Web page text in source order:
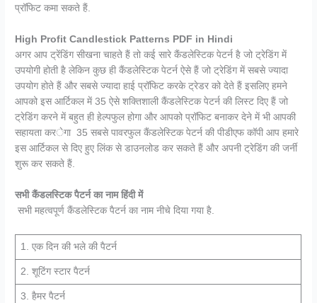
प्रॉफिट कमा सकते हैं.
High Profit Candlestick Patterns PDF in Hindi
अगर आप ट्रेंडिंग सीखना चाहते हैं तो कई सारे कैंडलेस्टिक पेटर्न है जो ट्रेडिंग में
उपयोगी होती है लेकिन कुछ ही कैंडलेस्टिक पेटर्न ऐसे हैं जो ट्रेडिंग में सबसे ज्यादा
उपयोग होते हैं और सबसे ज्यादा हाई प्रॉफिट करके ट्रेडर को देते हैं इसलिए हमने
आपको इस आर्टिकल में 35 ऐसे शक्तिशाली कैंडलेस्टिक पेटर्न की लिस्ट दिए हैं जो
ट्रेडिंग करने में बहुत ही हेल्पफुल होगा और आपको प्रॉफिट बनाकर देने में भी आपकी
सहायता करेगा 35 सबसे पावरफुल कैंडलेस्टिक पेटर्न की पीडीएफ कॉपी आप हमारे
इस आर्टिकल से दिए हुए लिंक से डाउनलोड कर सकते हैं और अपनी ट्रेडिंग की जर्नी
शुरू कर सकते हैं.
सभी कैंडलस्टिक पैटर्न का नाम हिंदी में
सभी महत्वपूर्ण कैंडलेस्टिक पैटर्न का नाम नीचे दिया गया है.
1. एक दिन की भले की पैटर्न
2. शूटिंग स्टार पैटर्न
3. हैमर पैटर्न